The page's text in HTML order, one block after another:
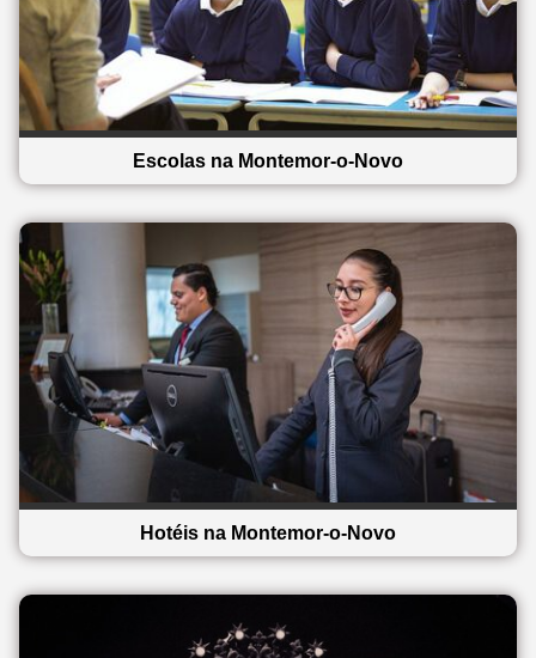
Escolas na Montemor-o-Novo
Hotéis na Montemor-o-Novo